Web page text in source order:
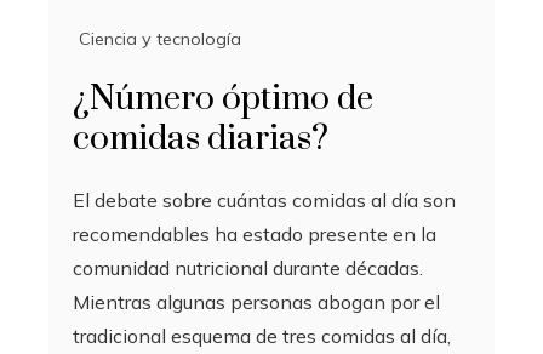
Ciencia y tecnología
¿Número óptimo de
comidas diarias?
El debate sobre cuántas comidas al día son
recomendables ha estado presente en la
comunidad nutricional durante décadas.
Mientras algunas personas abogan por el
tradicional esquema de tres comidas al día,